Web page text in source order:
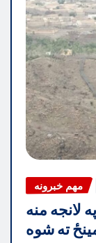
مهم خبرونه
لانجه منه
ته شوه